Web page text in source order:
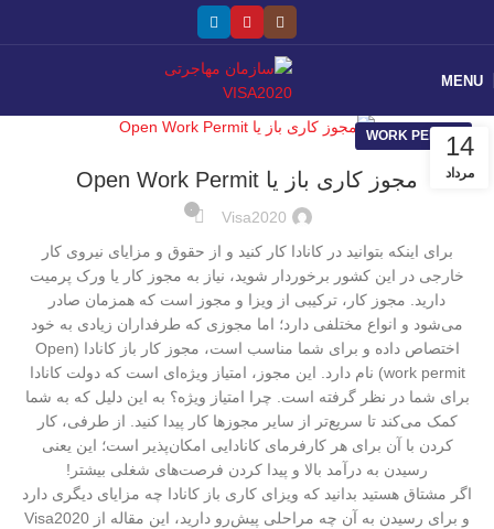
MENU
14
مرداد
WORK PERMIT
مجوز کاری باز یا Open Work Permit
Visa2020 ۰
برای اینکه بتوانید در کانادا کار کنید و از حقوق و مزایای نیروی کار
خارجی در این کشور برخوردار شوید، نیاز به مجوز کار یا ورک پرمیت
دارید. مجوز کار، ترکیبی از ویزا و مجوز است که همزمان صادر
می‌شود و انواع مختلفی دارد؛ اما مجوزی که طرفداران زیادی به خود
اختصاص داده و برای شما مناسب است، مجوز کار باز کانادا (Open
work permit) نام دارد. این مجوز، امتیاز ویژه‌ای است که دولت کانادا
برای شما در نظر گرفته است. چرا امتیاز ویژه؟ به این دلیل که به شما
کمک می‌کند تا سریع‌تر از سایر مجوزها کار پیدا کنید. از طرفی، کار
کردن با آن برای هر کارفرمای کانادایی امکان‌پذیر است؛ این یعنی
رسیدن به درآمد بالا و پیدا کردن فرصت‌های شغلی بیشتر!
اگر مشتاق هستید بدانید که ویزای کاری باز کانادا چه مزایای دیگری دارد
و برای رسیدن به آن چه مراحلی پیش‌رو دارید، این مقاله از Visa2020